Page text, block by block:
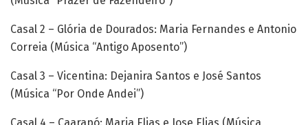
Casal 2 – Glória de Dourados: Maria Fernandes e Antonio
Correia (Música “Antigo Aposento”)
Casal 3 – Vicentina: Dejanira Santos e José Santos
(Música “Por Onde Andei”)